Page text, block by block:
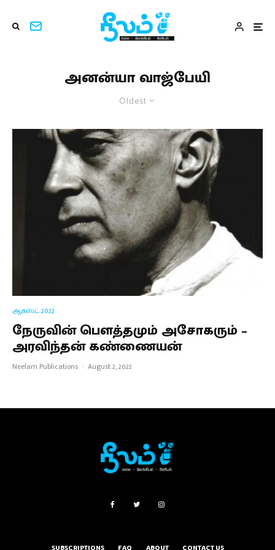
அனன்யா வாஜ்பேயி
Oldest
ஆகஸ்ட் 2022
நேருவின் பௌத்தமும் அசோகரும் –
அரவிந்தன் கண்ணையன்
Neelam Publications · August 2, 2022